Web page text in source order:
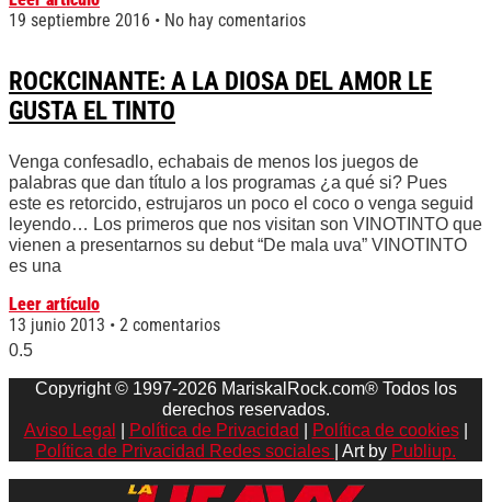
19 septiembre 2016
No hay comentarios
ROCKCINANTE: A LA DIOSA DEL AMOR LE
GUSTA EL TINTO
Venga confesadlo, echabais de menos los juegos de
palabras que dan título a los programas ¿a qué si? Pues
este es retorcido, estrujaros un poco el coco o venga seguid
leyendo… Los primeros que nos visitan son VINOTINTO que
vienen a presentarnos su debut “De mala uva” VINOTINTO
es una
Leer artículo
13 junio 2013
2 comentarios
Copyright © 1997-2026 MariskalRock.com® Todos los
derechos reservados.
Aviso Legal
Política de Privacidad Política de cookies|
Política de Privacidad Redes sociales
| Art by Publiup.